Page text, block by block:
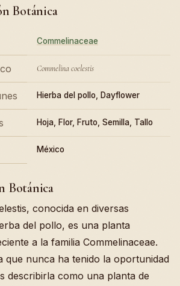
Botánica
Commelinaceae
Commelina coelestis
Hierba del pollo, Dayflower
Hoja, Flor, Fruto, Semilla, Tallo
México
Botánica
conocida en diversas
del pollo, es una planta
a la familia Commelinaceae.
que nunca ha tenido la oportunidad
describirla como una planta de